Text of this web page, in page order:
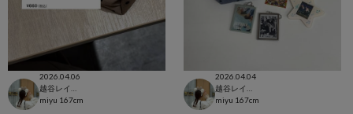
2026.04.06
miyu 167cm
2026.04.04
miyu 167cm